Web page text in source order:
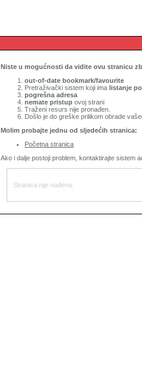
Niste u mogućnosti da vidite ovu stranicu
out-of-date bookmark/favourite
Pretraživački sistem koji ima listanje
pogrešna adresa
nemate pristup ovoj strani
Traženi resurs nije pronađen.
Došlo je do greške prilikom obrade
Molim probajte jednu od sljedećih stranica:
Početna stranica
Ako i dalje postoji problem, kontaktirajte sistem
Stranica nije nađena.